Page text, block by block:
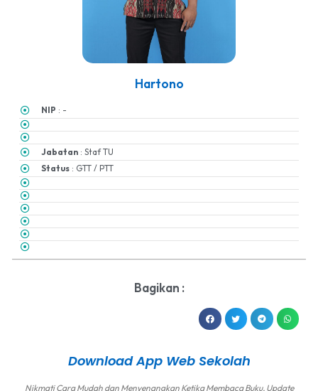
Hartono
NIP : -
Jabatan : Staf TU
Status : GTT / PTT
Bagikan :
Download App Web Sekolah
Nikmati Cara Mudah dan Menyenangkan Ketika Membaca Buku, Update